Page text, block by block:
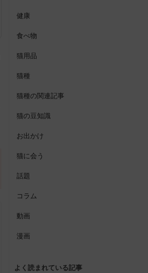
健康
食べ物
猫用品
猫種
猫種の関連記事
猫の豆知識
お出かけ
猫に会う
話題
コラム
動画
漫画
よく読まれている記事